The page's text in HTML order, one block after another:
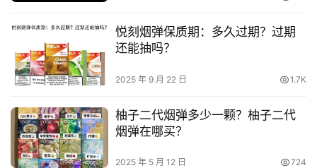
悦刻烟弹保质期：多久过期？过期
还能抽吗？
2025 年 9 月 22 日 1.7K
柚子二代烟弹多少一颗？柚子二代
烟弹在哪买？
2025 年 5 月 12 日 724